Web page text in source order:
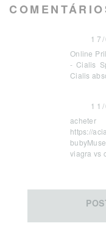
Online
- Cialis
Cialis
https://
viagra vs